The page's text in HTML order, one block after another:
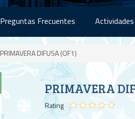
Preguntas Frecuentes Actividades
PRIMAVERA DIFUSA (OF1)
PRIMAVERA
Rating